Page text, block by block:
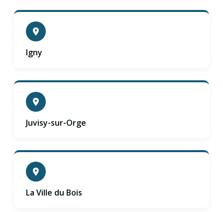
Igny
Juvisy-sur-Orge
La Ville du Bois